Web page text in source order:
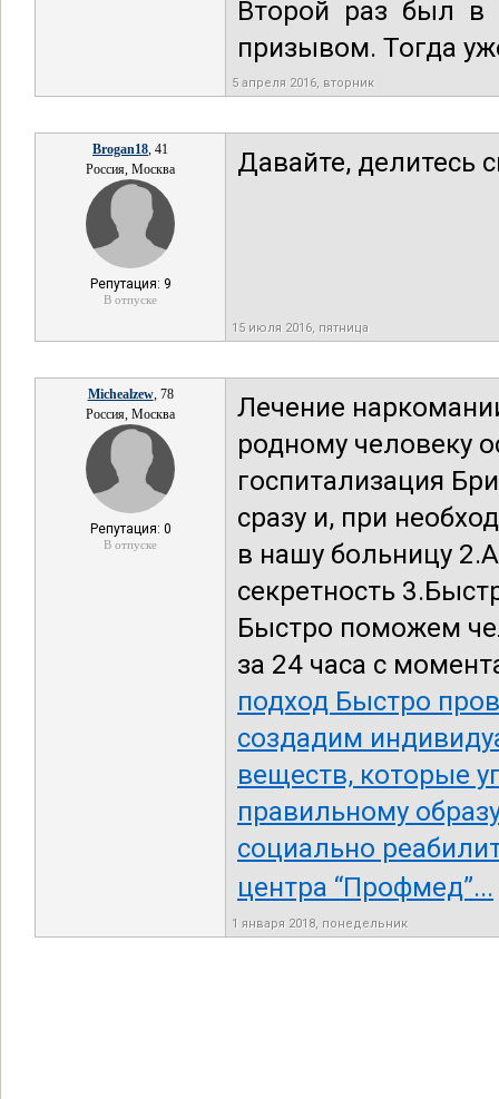
Второй раз был в
призывом. Тогда
5 апреля 2016, вторник
Brogan18, 41
Россия, Москва
Репутация: 9
В отпуске
Давайте, делитесь
15 июля 2016, пятница
Michealzew, 78
Россия, Москва
Репутация: 0
В отпуске
Лечение
родному человеку
госпитализация
сразу и, при
в нашу больницу
секретность
Быстро поможем
за 24 часа с
подход Быстро
создадим
веществ, которые
правильному
социально
центра “Профмед”...
1 января 2018, понедельник